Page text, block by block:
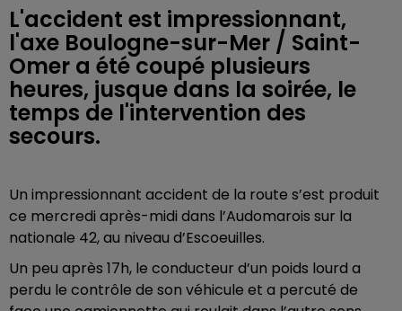
L'accident est impressionnant,
l'axe Boulogne-sur-Mer / Saint-
Omer a été coupé plusieurs
heures, jusque dans la soirée, le
temps de l'intervention des
secours.
Un impressionnant accident de la route s’est produit
ce mercredi après-midi dans l’Audomarois sur la
nationale 42, au niveau d’Escoeuilles.
Un peu après 17h, le conducteur d’un poids lourd a
perdu le contrôle de son véhicule et a percuté de